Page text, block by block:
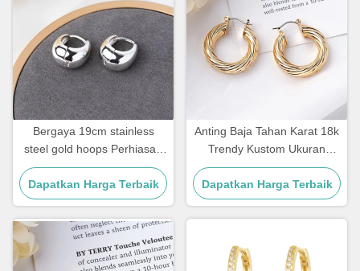
Bergaya 19cm stainless
steel gold hoops Perhiasan
Clip On Silver Hoop Huggie
Dapatkan Harga Terbaik
Anting Baja Tahan Karat 18k
Trendy Kustom Ukuran
Besar Anting Hoop Lapis
Emas untuk Wanita
Dapatkan Harga Terbaik